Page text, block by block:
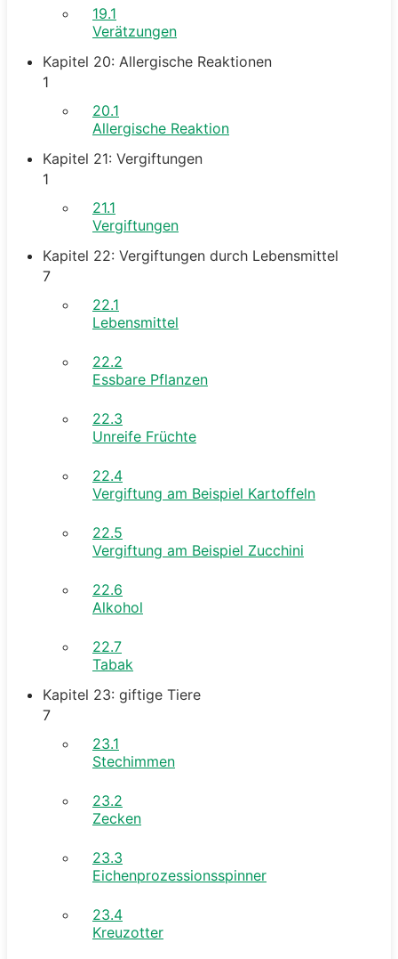
19.1
Verätzungen
Kapitel 20: Allergische Reaktionen
1
20.1
Allergische Reaktion
Kapitel 21: Vergiftungen
1
21.1
Vergiftungen
Kapitel 22: Vergiftungen durch Lebensmittel
7
22.1
Lebensmittel
22.2
Essbare Pflanzen
22.3
Unreife Früchte
22.4
Vergiftung am Beispiel Kartoffeln
22.5
Vergiftung am Beispiel Zucchini
22.6
Alkohol
22.7
Tabak
Kapitel 23: giftige Tiere
7
23.1
Stechimmen
23.2
Zecken
23.3
Eichenprozessionsspinner
23.4
Kreuzotter